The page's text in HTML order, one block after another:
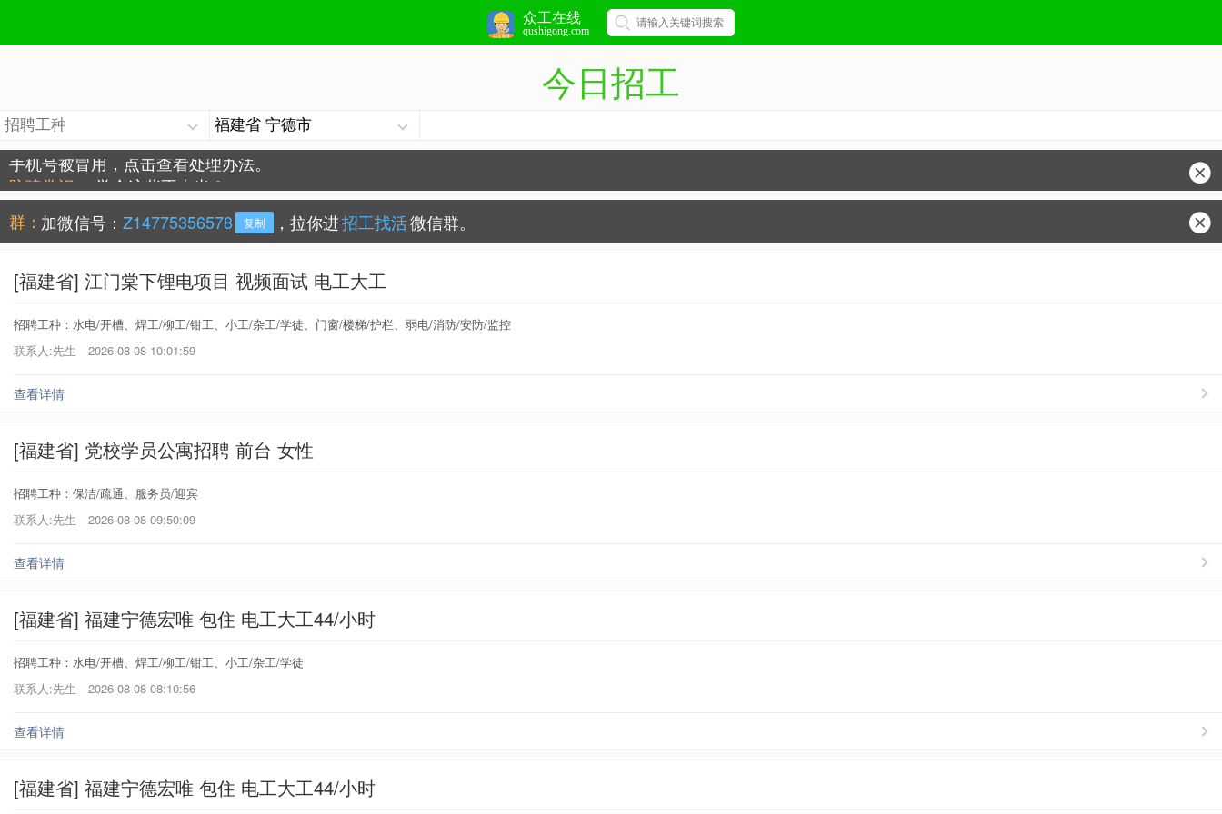
众工在线
qushigong.com
今日招工
手机号被冒用，点击查看处理办法。
防骗常识：
学会这些不上当？
群： 加微信号： Z14775356578 复制 ，拉你进招工找活微信群。
[福建省] 江门棠下锂电项目 视频面试 电工大工
招聘工种：水电/开槽、焊工/柳工/钳工、小工/杂工/学徒、门窗/楼梯/护栏、弱电/消防/安防/监控
联系人:先生
2026-08-08 10:01:59
查看详情
[福建省] 党校学员公寓招聘 前台 女性
招聘工种：保洁/疏通、服务员/迎宾
联系人:先生
2026-08-08 09:50:09
查看详情
[福建省] 福建宁德宏唯 包住 电工大工44/小时
招聘工种：水电/开槽、焊工/柳工/钳工、小工/杂工/学徒
联系人:先生
2026-08-08 08:10:56
查看详情
[福建省] 福建宁德宏唯 包住 电工大工44/小时